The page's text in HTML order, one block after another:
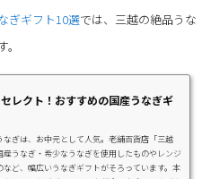
ぎギフト10選では、三越の絶品うな
レクト！おすすめの国産うなぎギ
なぎは、お中元として人気。老舗百貨店「三越
産うなぎ・希少なうなぎを使用したものやレンジ
ど、幅広いうなぎギフトがそろっています。本